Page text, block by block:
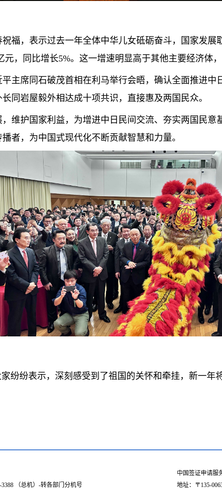
福，表示过去一年全体中华儿女砥砺奋斗，国家发
，同比增长5%。这一增速明显高于其他主要经济体
主席同石破茂首相在利马举行会晤，确认全面推进
同岩屋毅外相达成十项共识，直接惠及两国民众。
维护国家利益，为增进中日民间交流、夯实两国民
者，为中国式现代化不断贡献智慧和力量。
纷纷表示，深刻感受到了祖国的关怀和牵挂，新一
（总机）-转各部门分机号
中国签证申请服
地址：〒135-